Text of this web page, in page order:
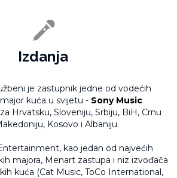
Izdanja
je zastupnik jedne od vodećih
kuća u svijetu - Sony Music
za Hrvatsku, Sloveniju, Srbiju, BiH, Crnu
Kosovo i Albaniju.
kao jedan od najvećih
majora, Menart zastupa i niz izvođača
kuća (Cat Music, ToCo International,